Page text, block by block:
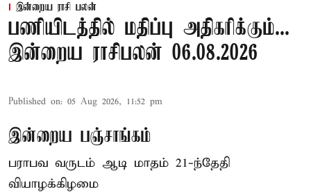
இன்றைய ராசி பலன்
பணியிடத்தில் மதிப்பு அதிகரிக்கும்...
இன்றைய ராசிபலன் 06.08.2026
Published on: 05 Aug 2026, 11:52 pm
இன்றைய பஞ்சாங்கம்
பராபவ வருடம் ஆடி மாதம் 21-ந்தேதி
வியாழக்கிழமை